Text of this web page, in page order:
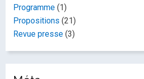
Programme (1)
Propositions (21)
Revue presse (3)